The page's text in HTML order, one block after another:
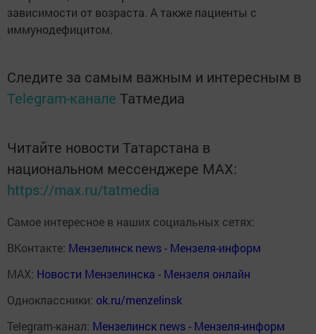
зависимости от возраста. А также пациенты с
иммунодефицитом.
Следите за самым важным и интересным в
Telegram-канале Татмедиа
Читайте новости Татарстана в
национальном мессенджере MАХ:
https://max.ru/tatmedia
Самое интересное в наших социальных сетях:
ВКонтакте: Мензелинск news - Мензеля-информ
MAX: Новости Мензелинска - Мензеля онлайн
Одноклассники: ok.ru/menzelinsk
Telegram-канал: Мензелинск news - Мензеля-информ